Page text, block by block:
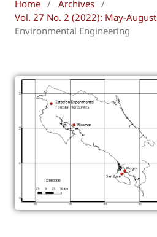
Home / Archives /
Vol. 27 No. 2 (2022): May-August
Environmental Engineering